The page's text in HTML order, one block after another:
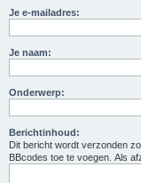
Je e-mailadres:
Je naam:
Onderwerp:
Berichtinhoud:
Dit bericht wordt verzonden
BBcodes toe te voegen. Als